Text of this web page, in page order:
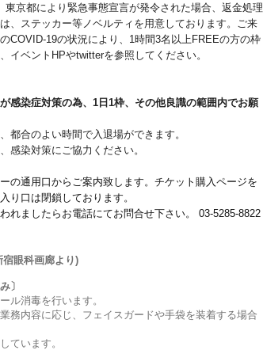
京都により緊急事態宣言が発令された場合、返金処理
、ステッカー等ノベルティを用意しております。ご来
COVID-19の状況により、1時間3名以上FREEの方の枠
イベントHPやtwitterを参照してください。
感染症対策の為、1日1枠、その他良識の範囲内でお願
都合のよい時間で入退場ができます。
感染対策にご協力ください。
の通用口からご案内致します。チケット購入ページを
り口は閉鎖しております。
れましたらお電話にてお問合せ下さい。 03-5285-8822
眼科画廊より)
〕
ル消毒を行います。
務内容に応じ、フェイスガードや手袋を装着する場合
ています。